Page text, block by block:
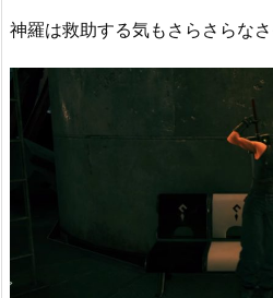
神羅は救助する気もさらさらな